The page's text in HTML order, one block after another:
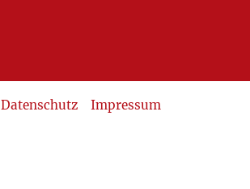
Datenschutz Impressum